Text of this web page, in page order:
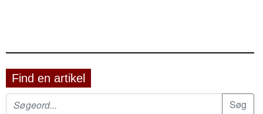
Find en artikel